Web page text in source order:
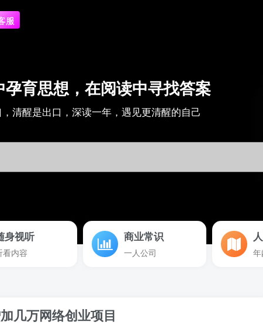
服
孕育思想，在阅读中寻找答案
清醒是出口，深读一年，遇见更清醒的自己
身视听
看内容
商业常识
一人公司
几万网络创业项目